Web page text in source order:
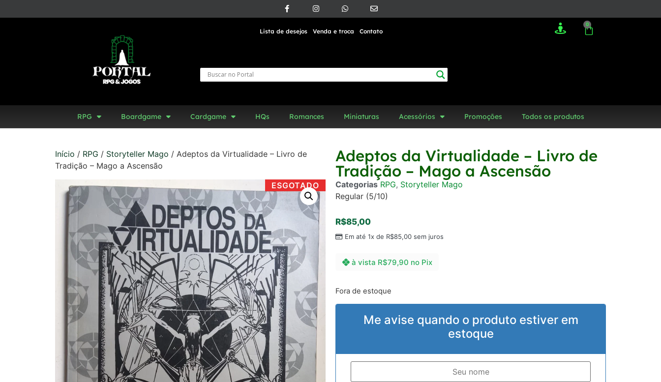
Lista de desejos Venda e troca Contato
0
RPG Boardgame Cardgame HQs Romances Miniaturas Acessórios Promoções Todos os produtos
Início / RPG / Storyteller Mago / Adeptos da Virtualidade – Livro de
Tradição – Mago a Ascensão
ESGOTADO
Adeptos da Virtualidade – Livro de
Tradição – Mago a Ascensão
Categorias RPG, Storyteller Mago
Regular (5/10)
R$85,00
Em até 1x de R$85,00 sem juros
à vista R$79,90 no Pix
Fora de estoque
Me avise quando o produto estiver em
estoque